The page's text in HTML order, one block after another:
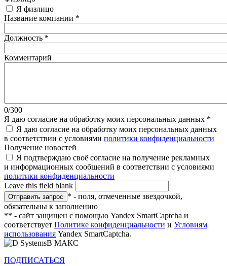
Я физлицо
Название компании *
Должность *
Комментарий
0/300
Я даю согласие на обработку моих персональных данных *
Я даю согласие на обработку моих персональных данных
в соответствии с условиями политики конфиденциальности
Получение новостей
Я подтверждаю своё согласие на получение рекламных
и информационных сообщений в соответствии с условиями
политики конфиденциальности
Leave this field blank
* - поля, отмеченные звездочкой,
обязательны к заполнению
** - сайт защищен с помощью Yandex SmartCaptcha и
соответствует Политике конфиденциальности и Условиям
использования Yandex SmartCaptcha.
В МАКС
ПОДПИСАТЬСЯ